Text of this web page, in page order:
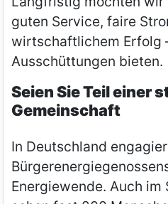
guten Service, faire
wirtschaftlichem Erfolg
Ausschüttungen bieten.
Seien Sie Teil einer
Gemeinschaft
In Deutschland
Energiewende. Auch im